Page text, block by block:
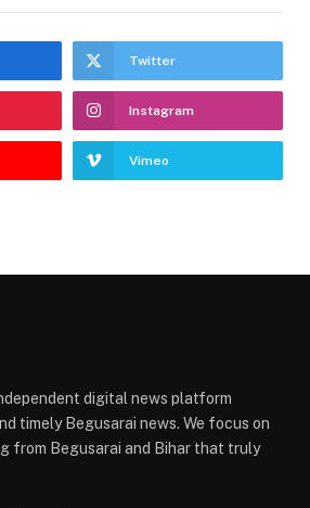
Twitter
Instagram
Vimeo
digital news platform
timely Begusarai news. We focus on
from Begusarai and Bihar that truly